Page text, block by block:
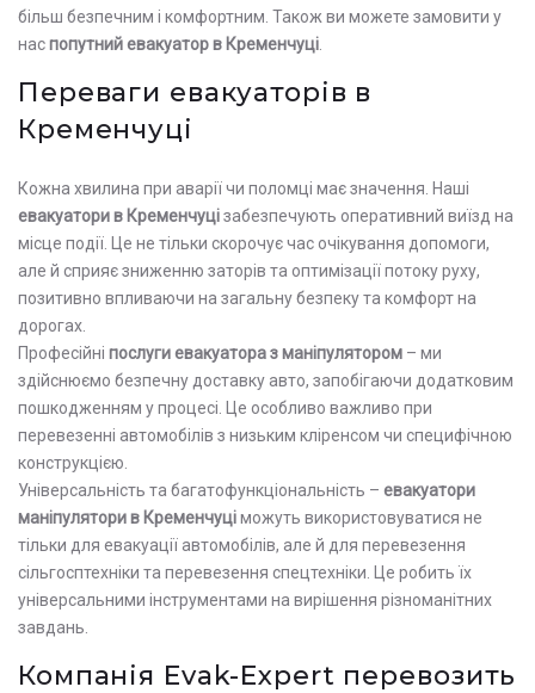
більш безпечним і комфортним. Також ви можете замовити у
наспопутний евакуатор в Кременчуці
Переваги евакуаторів в
Кременчуці
Кожна хвилина при аварії чи поломці має значення. Наші
евакуатори в Кременчуцізабезпечують оперативний виїзд на
місце події. Це не тільки скорочує час очікування допомоги,
але й сприяє зниженню заторів та оптимізації потоку руху,
позитивно впливаючи на загальну безпеку та комфорт на
дорогах.
Професійні послуги евакуатора з маніпулятором – ми
здійснюємо безпечну доставку авто, запобігаючи додатковим
пошкодженням у процесі. Це особливо важливо при
перевезенні автомобілів з низьким кліренсом чи специфічною
конструкцією.
Універсальність та багатофункціональність – евакуатори
маніпулятори в Кременчуціможуть використовуватися не
тільки для евакуації автомобілів, але й для перевезення
сільгосптехніки та перевезення спецтехніки. Це робить їх
універсальними інструментами на вирішення різноманітних
завдань.
Компанія Evak-Expert перевозить